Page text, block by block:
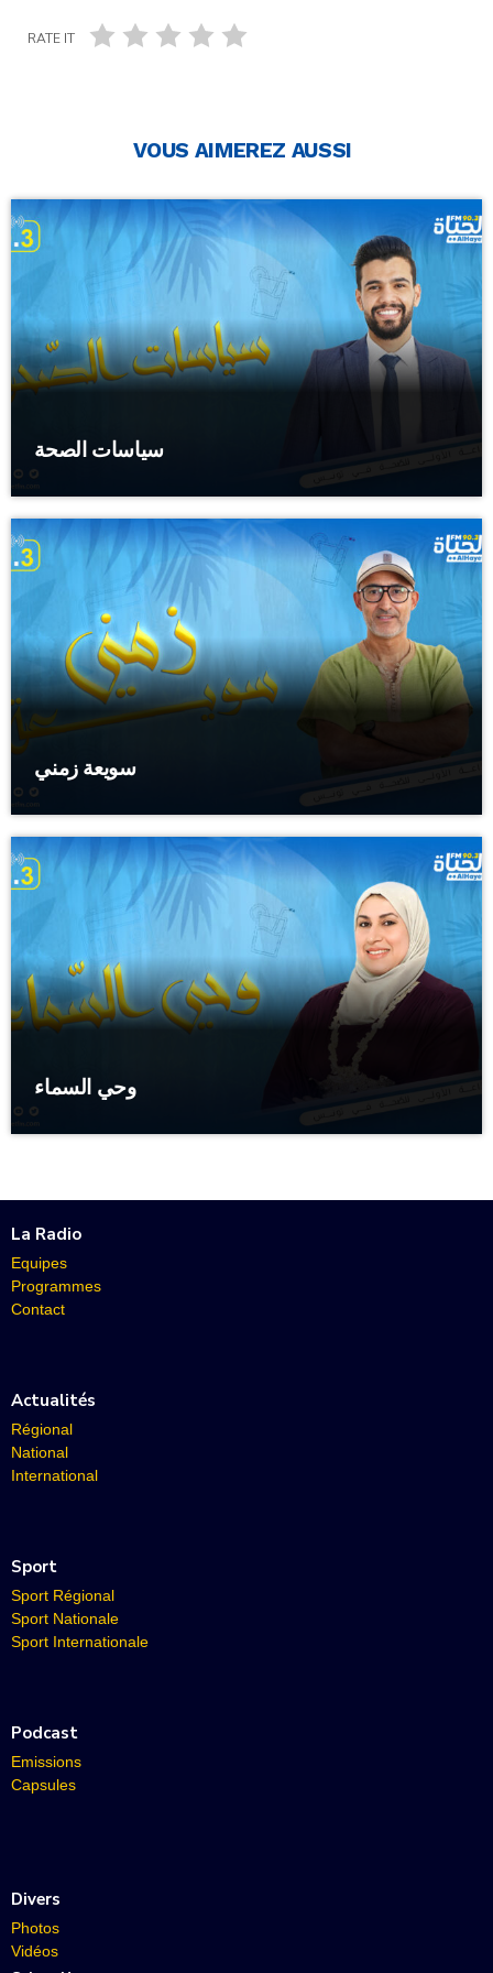
RATE IT
VOUS AIMEREZ AUSSI
سياسات الصحة
سويعة زمني
وحي السماء
La Radio
Equipes
Programmes
Contact
Actualités
Régional
National
International
Sport
Sport Régional
Sport Nationale
Sport Internationale
Podcast
Emissions
Capsules
Divers
Photos
Vidéos